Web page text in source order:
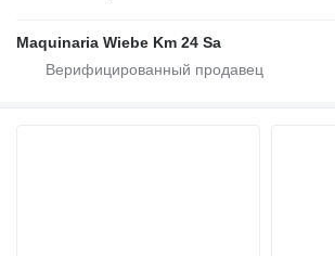
Maquinaria Wiebe Km 24 Sa